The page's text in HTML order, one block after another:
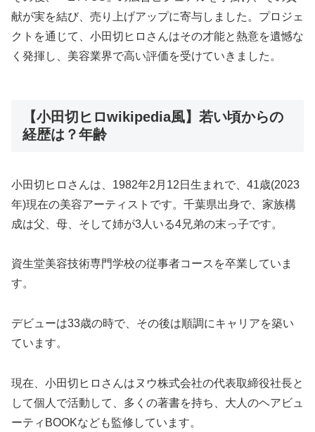
献が実を結び、売り上げアップに寄与しました。プロジェ
クトを通じて、小田切ヒロさんはその才能と熱意を遺憾な
く発揮し、美容業界で高い評価を受けていきました。
【小田切ヒロwikipedia風】若い頃からの
経歴は？年齢
小田切ヒロさんは、1982年2月12日生まれで、41歳(2023
年)現在の美容アーティストです。千葉県出身で、家族構
成は父、母、そして姉が3人いる4兄弟の末っ子です。
資生堂美容技術専門学校の従事者コースを卒業していま
す。
デビューは33歳の時で、その後は順調にキャリアを築い
ています。
現在、小田切ヒロさんはヌウ株式会社の代表取締役社長と
して個人で活動して、多くの著書を持ち、大人のヘアビュ
ーティBOOKなども監修しています。